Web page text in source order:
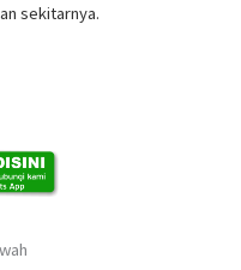
sekitarnya.